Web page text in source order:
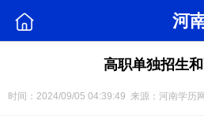
河
高职单独招生
时间：2024/09/05 04:39:49 来源：河南学历